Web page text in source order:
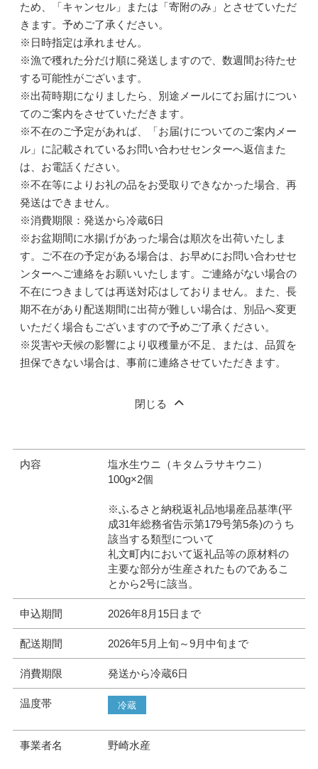
ため、「キャンセル」または「寄附のみ」とさせていただ
きます。予めご了承ください。
※日時指定は承れません。
※漁で穫れた分だけ順に発送しますので、数週間お待たせ
する可能性がございます。
※出荷時期になりましたら、別途メールにてお届けについ
てのご案内をさせていただきます。
※不在のご予定があれば、「お届けについてのご案内メー
ル」に記載されているお問い合わせセンターへ返信また
は、お電話ください。
※不在等によりお礼の品をお受取りできなかった場合、再
発送はできません。
※消費期限：発送から冷蔵6日
※お盆期間に水揚げがあった場合は順次を出荷いたしま
す。ご不在の予定がある場合は、お早めにお問い合わせセ
ンターへご連絡をお願いいたします。ご連絡がない場合の
不在につきましては再送対応はしておりません。また、長
期不在があり配送期間に出荷が難しい場合は、別品へ変更
いただく場合もございますので予めご了承ください。
※災害や天候の影響により収穫量が不足、または、品質を
担保できない場合は、事前に連絡させていただきます。
閉じる
内容
塩水生ウニ（キタムラサキウニ）
100g×2個
※ふるさと納税返礼品地場産品基準(平
成31年総務省告示第179号第5条)のうち
該当する類型について
礼文町内において返礼品等の原材料の
主要な部分が生産されたものであるこ
とから2号に該当。
申込期間 2026年8月15日まで
配送期間 2026年5月上旬～9月中旬まで
消費期限 発送から冷蔵6日
温度帯 冷蔵
事業者名 野崎水産